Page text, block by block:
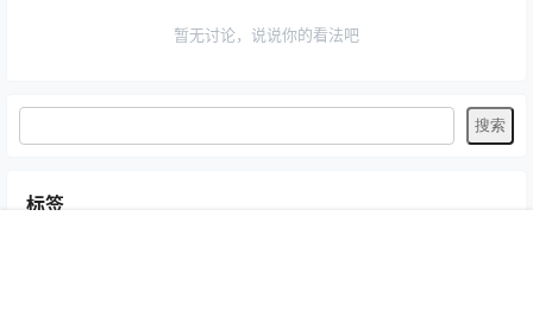
暂无讨论，说说你的看法吧
标签